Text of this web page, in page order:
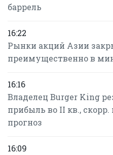
баррель
16:22
Рынки акций Азии
преимущественно в
16:16
Владелец Burger King
прибыль во II кв.,
прогноз
16:09